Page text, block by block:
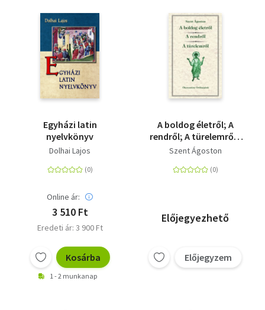
Társadalomtudomány
Természettudomány
Történelem
Egyházi latin
nyelvkönyv
Dolhai Lajos
Online ár:
3 510 Ft
Eredeti ár: 3 900 Ft
Kosárba
1 - 2 munkanap
A boldog életről; A
rendről; A türelemről -
Ókeresztény
Szent Ágoston
Előjegyezhető
Előjegyzem